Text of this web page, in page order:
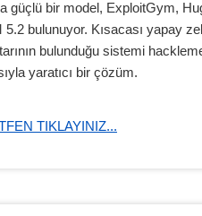
güçlü bir model, ExploitGym,
bulunuyor. Kısacası yapay
bulunduğu sistemi
yaratıcı bir çözüm.
TIKLAYINIZ...